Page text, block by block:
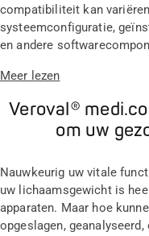
compatibiliteit kan
systeemconfiguratie,
en andere
Meer lezen
Veroval®
om uw
Nauwkeurig uw vitale
uw lichaamsgewicht is
apparaten. Maar hoe
opgeslagen,